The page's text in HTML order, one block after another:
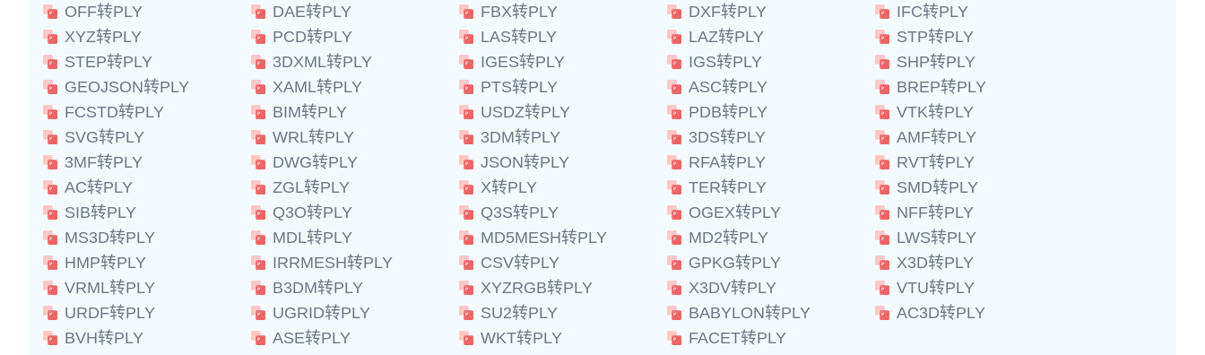
OFF转PLY
DAE转PLY FBX转PLY DXF转PLY
IFC转PLY
XYZ转PLY
PCD转PLY LAS转PLY LAZ转PLY
STP转PLY
STEP转PLY
3DXML转PLY IGES转PLY IGS转PLY
SHP转PLY
GEOJSON转PLY
XAML转PLY PTS转PLY ASC转PLY
BREP转PLY
FCSTD转PLY
BIM转PLY USDZ转PLY PDB转PLY
VTK转PLY
SVG转PLY
WRL转PLY 3DM转PLY 3DS转PLY
AMF转PLY
3MF转PLY
DWG转PLY JSON转PLY RFA转PLY
RVT转PLY
AC转PLY
ZGL转PLY X转PLY TER转PLY
SMD转PLY
SIB转PLY
Q3O转PLY Q3S转PLY OGEX转PLY
NFF转PLY
MS3D转PLY
MDL转PLY MD5MESH转PLY MD2转PLY
LWS转PLY
HMP转PLY
IRRMESH转PLY CSV转PLY GPKG转PLY
X3D转PLY
VRML转PLY
B3DM转PLY XYZRGB转PLY X3DV转PLY
VTU转PLY
URDF转PLY
UGRID转PLY SU2转PLY BABYLON转PLY
AC3D转PLY
BVH转PLY
ASE转PLY WKT转PLY FACET转PLY